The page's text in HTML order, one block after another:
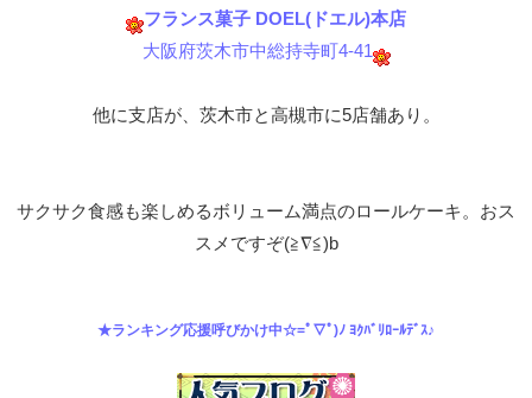
フランス菓子 DOEL(ドエル)本店
大阪府茨木市中総持寺町4-41
他に支店が、茨木市と高槻市に5店舗あり。
サクサク食感も楽しめるボリューム満点のロールケーキ。おス
スメですぞ(≧∇≦)b
★ランキング応援呼びかけ中☆=ﾟ▽ﾟ)ﾉ ﾖｸﾊﾞﾘﾛｰﾙﾃﾞｽ♪